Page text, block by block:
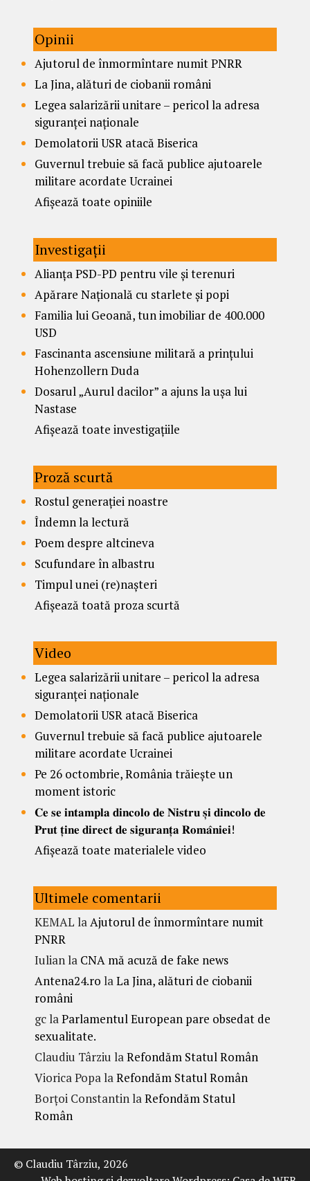
Opinii
Ajutorul de înmormîntare numit PNRR
La Jina, alături de ciobanii români
Legea salarizării unitare – pericol la adresa
siguranței naționale
Demolatorii USR atacă Biserica
Guvernul trebuie să facă publice ajutoarele
militare acordate Ucrainei
Afișează toate opiniile
Investigații
Alianța PSD-PD pentru vile și terenuri
Apărare Națională cu starlete și popi
Familia lui Geoană, tun imobiliar de 400.000
USD
Fascinanta ascensiune militară a prințului
Hohenzollern Duda
Dosarul „Aurul dacilor” a ajuns la ușa lui
Nastase
Afișează toate investigațiile
Proză scurtă
Rostul generației noastre
Îndemn la lectură
Poem despre altcineva
Scufundare în albastru
Timpul unei (re)nașteri
Afișează toată proza scurtă
Video
Legea salarizării unitare – pericol la adresa
siguranței naționale
Demolatorii USR atacă Biserica
Guvernul trebuie să facă publice ajutoarele
militare acordate Ucrainei
Pe 26 octombrie, România trăiește un
moment istoric
𝐂𝐞 𝐬𝐞 𝐢𝐧𝐭𝐚𝐦𝐩𝐥𝐚 𝐝𝐢𝐧𝐜𝐨𝐥𝐨 𝐝𝐞 𝐍𝐢𝐬𝐭𝐫𝐮 𝐬̦𝐢 𝐝𝐢𝐧𝐜𝐨𝐥𝐨 𝐝𝐞
𝐏𝐫𝐮𝐭 𝐭̦𝐢𝐧𝐞 𝐝𝐢𝐫𝐞𝐜𝐭 𝐝𝐞 𝐬𝐢𝐠𝐮𝐫𝐚𝐧𝐭̦𝐚 𝐑𝐨𝐦𝐚̂𝐧𝐢𝐞𝐢!
Afișează toate materialele video
Ultimele comentarii
KEMAL laAjutorul de înmormîntare numit
PNRR
Iulianla CNA mă acuză de fake news
Antena24.ro laLa Jina, alături de ciobanii
români
gclaParlamentul European pare obsedat de
sexualitate.
Claudiu Târziu laRefondăm Statul Român
Viorica PopalaRefondăm Statul Român
Borțoi ConstantinlaRefondăm Statul
Român
© Claudiu Târziu, 2026